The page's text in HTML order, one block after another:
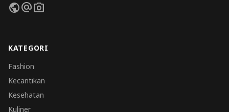
publicalternate_emailphoto_camera
KATEGORI
Fashion
Kecantikan
Kesehatan
Kuliner